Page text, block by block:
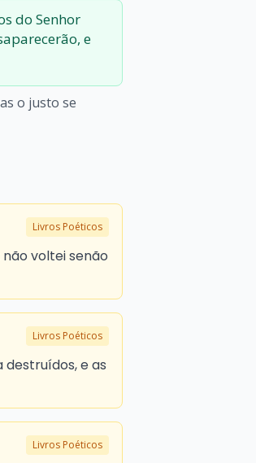
do Senhor
e
o justo se
Livros Poéticos
não voltei senão
Livros Poéticos
e as
Livros Poéticos